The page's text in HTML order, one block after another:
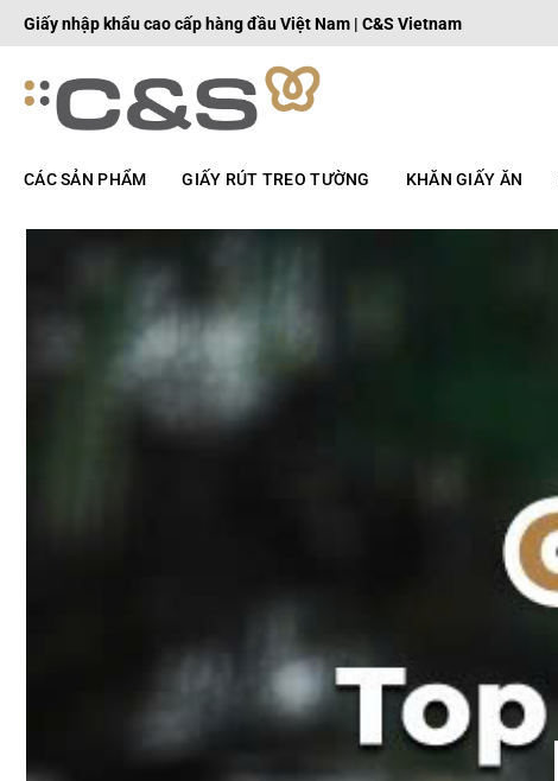
qua
nội
Giấy nhập khẩu cao cấp hàng đầu Việt Nam | C&S Vietnam
CÁC SẢN PHẨM GIẤY RÚT TREO TƯỜNG KHĂN GIẤY ĂN